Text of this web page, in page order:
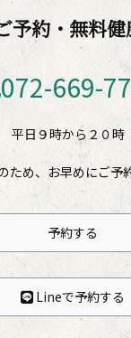
予約・無料健
072-669-
平日９時から２０時
ため、お早めにご予
予約する
Lineで予約する